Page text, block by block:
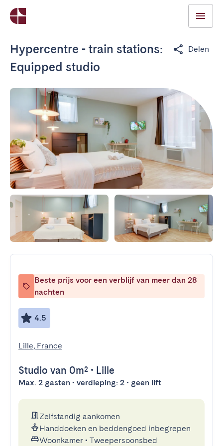
Hypercentre - train stations:
Equipped studio
Delen
Beste prijs voor een verblijf van meer dan 28
nachten
4.5
Lille, France
Studio van 0m² • Lille
Max. 2 gasten • verdieping: 2 • geen lift
Zelfstandig aankomen
Handdoeken en beddengoed inbegrepen
Woonkamer • Tweepersoonsbed